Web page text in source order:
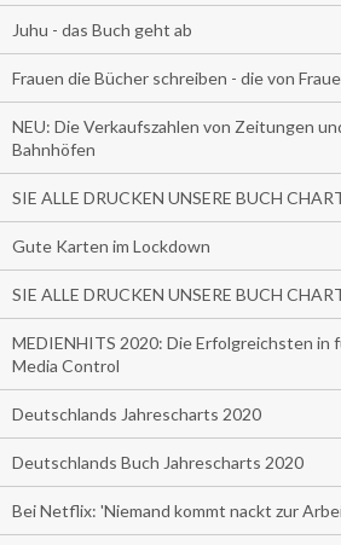
Juhu - das Buch geht ab
Frauen die Bücher schreiben - die von
NEU: Die Verkaufszahlen von Zeitungen
Bahnhöfen
SIE ALLE DRUCKEN UNSERE BUCH
Gute Karten im Lockdown
SIE ALLE DRUCKEN UNSERE BUCH
MEDIENHITS 2020: Die Erfolgreichsten in
Media Control
Deutschlands Jahrescharts 2020
Deutschlands Buch Jahrescharts 2020
Bei Netflix: 'Niemand kommt nackt zur